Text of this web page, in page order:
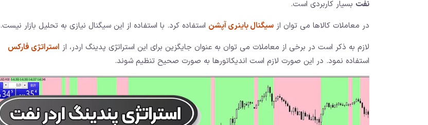
نفت بسیار کاربردی است.
در معاملات کالاها می توان از سیگنال باینری آپشن استفاده کرد. با استفاده از این سیگنال نیازی به تحلیل بازار نیست.
لازم به ذکر است در برخی از معاملات می توان به عنوان جایگزین برای این استراتژی پدینگ اردر، از استراتژی فارکس
استفاده نمود. در این صورت لازم است اندیکاتورها به صورت صحیح تنظیم شوند.